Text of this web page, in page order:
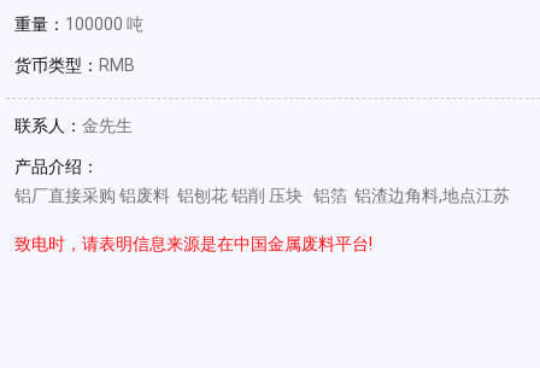
重量： 100000 吨
货币类型： RMB
联系人： 金先生
产品介绍：
铝厂直接采购 铝废料 铝刨花 铝削 压块 铝箔 铝渣边角料,地点江苏
致电时，请表明信息来源是在中国金属废料平台!